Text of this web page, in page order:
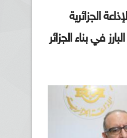
الجزائرية
في بناء الجزائر